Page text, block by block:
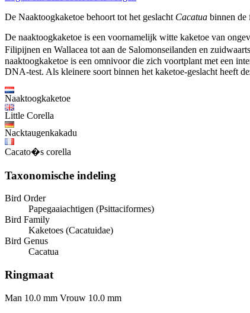
De Naaktoogkaketoe behoort tot het geslacht Cacatua binnen de
De naaktoogkaketoe is een voornamelijk witte kaketoe van
Filipijnen en Wallacea tot aan de Salomonseilanden en
naaktoogkaketoe is een omnivoor die zich voortplant met een
DNA-test. Als kleinere soort binnen het kaketoe-geslacht heeft
Naaktoogkaketoe
Little Corella
Nacktaugenkakadu
Cacato�s corella
Taxonomische indeling
Bird Order
Papegaaiachtigen (Psittaciformes)
Bird Family
Kaketoes (Cacatuidae)
Bird Genus
Cacatua
Ringmaat
Man 10.0 mm Vrouw 10.0 mm